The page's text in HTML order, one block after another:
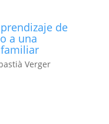
de
a una
Verger